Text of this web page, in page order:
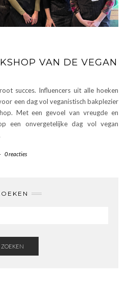
VAN DE VEGAN
succes. Influencers uit alle hoeken
een dag vol veganistisch bakplezier
Met een gevoel van vreugde en
een onvergetelijke dag vol vegan
0 reacties
ZOEKEN